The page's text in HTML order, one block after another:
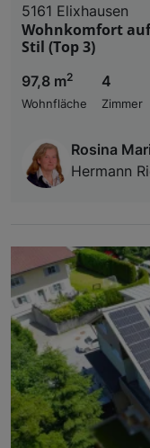
5161 Elixhausen
Wohnkomfort
Stil (Top 3)
97,8 m2
Wohnfläche
4
Zimmer
Rosina
Hermann